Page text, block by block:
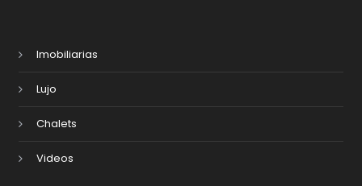
Imobiliarias
Lujo
Chalets
Videos